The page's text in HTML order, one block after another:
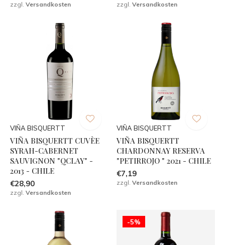
zzgl. Versandkosten zzgl. Versandkosten
VIÑA BISQUERTT
VIÑA BISQUERTT CUVÈE
SYRAH-CABERNET
SAUVIGNON "QCLAY" -
2013 - CHILE
€28,90
zzgl. Versandkosten
VIÑA BISQUERTT
VIÑA BISQUERTT
CHARDONNAY RESERVA
"PETIRROJO " 2021 - CHILE
€7,19
zzgl. Versandkosten
-5%